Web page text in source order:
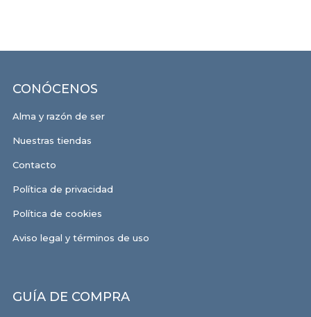
CONÓCENOS
Alma y razón de ser
Nuestras tiendas
Contacto
Política de privacidad
Política de cookies
Aviso legal y términos de uso
GUÍA DE COMPRA